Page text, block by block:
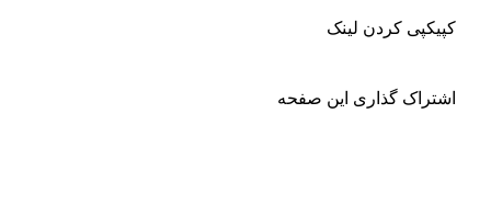
کپیکپی کردن لینک
اشتراک گذاری این صفحه